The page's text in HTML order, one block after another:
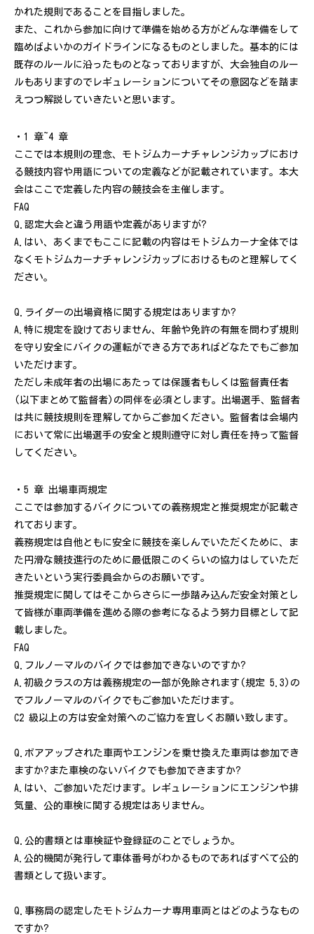
かれた規則であることを目指しました。
また、これから参加に向けて準備を始める方がどんな準備をして
臨めばよいかのガイドラインになるものとしました。基本的には
既存のルールに沿ったものとなっておりますが、大会独自のルー
ルもありますのでレギュレーションについてその意図などを踏ま
えつつ解説していきたいと思います。
・1 章~4 章
ここでは本規則の理念、モトジムカーナチャレンジカップにおけ
る競技内容や用語についての定義などが記載されています。本大
会はここで定義した内容の競技会を主催します。
FAQ
Q.認定大会と違う用語や定義がありますが?
A.はい、あくまでもここに記載の内容はモトジムカーナ全体では
なくモトジムカーナチャレンジカップにおけるものと理解してく
ださい。
Q.ライダーの出場資格に関する規定はありますか?
A.特に規定を設けておりません、年齢や免許の有無を問わず規則
を守り安全にバイクの運転ができる方であればどなたでもご参加
いただけます。
ただし未成年者の出場にあたっては保護者もしくは監督責任者
(以下まとめて監督者)の同伴を必須とします。出場選手、監督者
は共に競技規則を理解してからご参加ください。監督者は会場内
において常に出場選手の安全と規則遵守に対し責任を持って監督
してください。
・5 章 出場車両規定
ここでは参加するバイクについての義務規定と推奨規定が記載さ
れております。
義務規定は自他ともに安全に競技を楽しんでいただくために、ま
た円滑な競技進行のために最低限このくらいの協力はしていただ
きたいという実行委員会からのお願いです。
推奨規定に関してはそこからさらに一歩踏み込んだ安全対策とし
て皆様が車両準備を進める際の参考になるよう努力目標として記
載しました。
FAQ
Q.フルノーマルのバイクでは参加できないのですか?
A.初級クラスの方は義務規定の一部が免除されます(規定 5.3)の
でフルノーマルのバイクでもご参加いただけます。
C2 級以上の方は安全対策へのご協力を宜しくお願い致します。
Q.ボアアップされた車両やエンジンを乗せ換えた車両は参加でき
ますか?また車検のないバイクでも参加できますか?
A.はい、ご参加いただけます。レギュレーションにエンジンや排
気量、公的車検に関する規定はありません。
Q.公的書類とは車検証や登録証のことでしょうか。
A.公的機関が発行して車体番号がわかるものであればすべて公的
書類として扱います。
Q.事務局の認定したモトジムカーナ専用車両とはどのようなもの
ですか?